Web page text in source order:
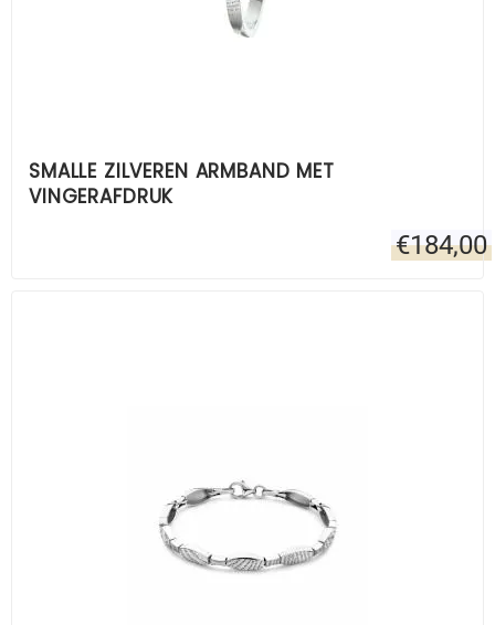
SMALLE ZILVEREN ARMBAND MET
VINGERAFDRUK
€184,00